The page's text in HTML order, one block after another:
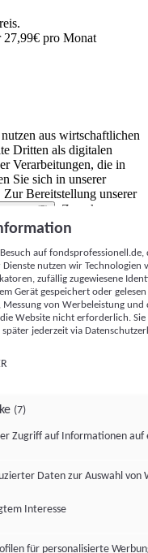
27,99€ pro Monat
aus wirtschaftlichen
Dritten als digitalen
Verarbeitungen, die in
Sie sich in unserer
Zur Bereitstellung unserer
(5)
. Zwecke:
von Werbeleistung
Kennungen (z. B. login-
mit anderen
usw.) auf
werden, um es
App oder einer Webseite
der hier aufgeführten
auf
Dienste nutzen wir Technologien
zufällig zugewiesene
Gerät gespeichert oder
von Werbeleistung
Website nicht erforderlich.
jederzeit via
(7)
Zugriff auf Informationen auf
Daten zur Auswahl von
Interesse
für personalisierte